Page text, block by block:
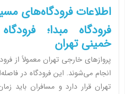
اطلاعات فرودگاه‌های
فرودگاه مبدا؛
خمینی تهران
پروازهای خارجی تهران معمولاً از
انجام می‌شوند. این فرودگاه در
تهران قرار دارد و مسافران باید